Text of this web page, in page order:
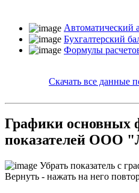
Автоматический
Бухгалтерский
Формулы
Скачать все данные
Графики основных
показателей
Убрать показатель с
Вернуть - нажать на него